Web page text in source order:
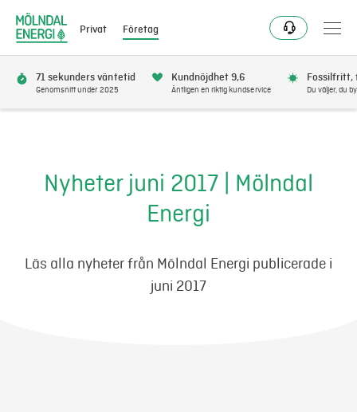
Privat Företag
Fjärrvärme & kyla
Energitjänster
71 sekunders väntetid
Genomsnitt under 2025
Kundnöjdhet 9,6
Äntligen en riktig kundservice
Fossilfritt,
Du väljer, du
Nyheter juni 2017 | Mölndal
Energi
Läs alla nyheter från Mölndal Energi publicerade i
juni 2017